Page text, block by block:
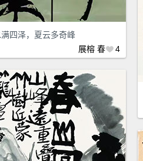
四泽，夏云多奇峰
展榕 春 4